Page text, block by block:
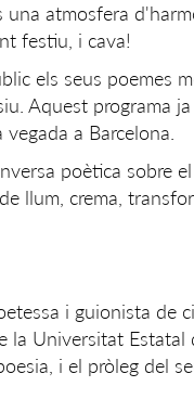
una atmosfera
festiu, i cava!
els seus poemes
Aquest programa
a Barcelona.
poètica sobre
llum, crema,
i guionista de
la Universitat
i el pròleg del